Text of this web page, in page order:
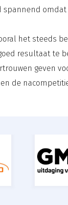
spannend omdat
het steeds
resultaat te
geven
de